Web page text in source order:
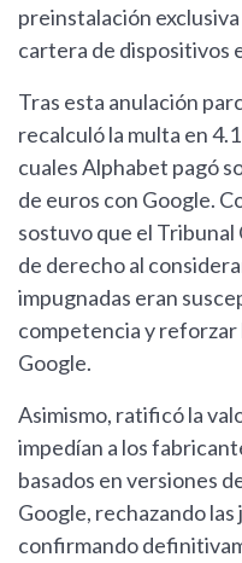
preinstalación
cartera de dispositivos
Tras esta anulación
recalculó la multa en
cuales Alphabet pagó
de euros con Google.
sostuvo que el
de derecho al
impugnadas eran
competencia y reforzar
Google.
Asimismo, ratificó la
impedían a los
basados en versiones
Google, rechazando
confirmando